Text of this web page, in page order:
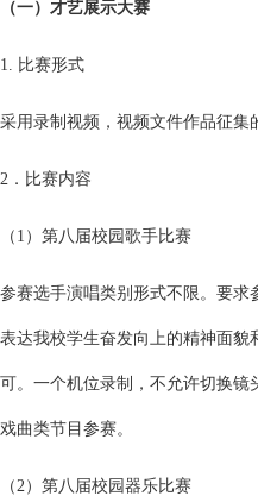
（一）才艺展示大赛
1. 比赛形式
采用录制视频，视频文件作品征集
2．比赛内容
（1）第八届校园歌手比赛
参赛选手演唱类别形式不限。要
表达我校学生奋发向上的精神面貌
可。一个机位录制，不允许切换镜
戏曲类节目参赛。
（2）第八届校园器乐比赛